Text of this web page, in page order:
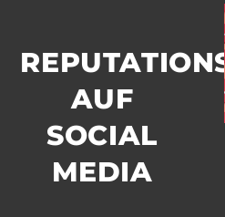
AUF
SOCIAL
MEDIA